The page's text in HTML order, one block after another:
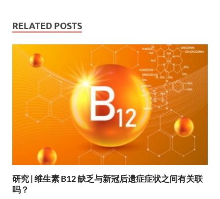
RELATED POSTS
研究 | 维生素 B12 缺乏与新冠后遗症症状之间有关联
吗？